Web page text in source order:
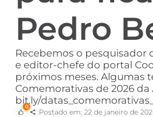
Pedro
Recebemos o pesquisador
e editor-chefe do portal
próximos meses. Algumas
Comemorativas de 2026
bit.ly/
0
Postado em: 22 de janeiro de